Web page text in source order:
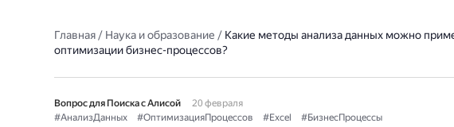
Главная/ Наука и образование / Какие методы анализа данных можно
оптимизации бизнес-процессов?
Вопрос для Поиска с Алисой
20 февраля
#АнализДанных
#ОптимизацияПроцессов #Excel #БизнесПроцессы